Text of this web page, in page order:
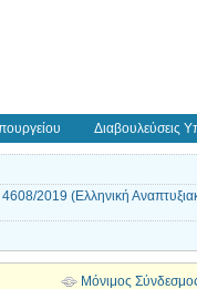
Διαβουλεύσεις
(Ελληνική Αναπτυξιακή
Μόνιμος